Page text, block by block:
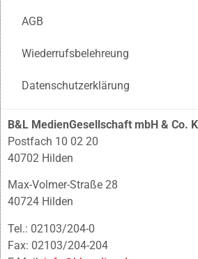
AGB
Wiederrufsbelehreung
Datenschutzerklärung
B&L MedienGesellschaft mbH & Co.
Postfach 10 02 20
40702 Hilden
Max-Volmer-Straße 28
40724 Hilden
Tel.: 02103/204-0
Fax: 02103/204-204